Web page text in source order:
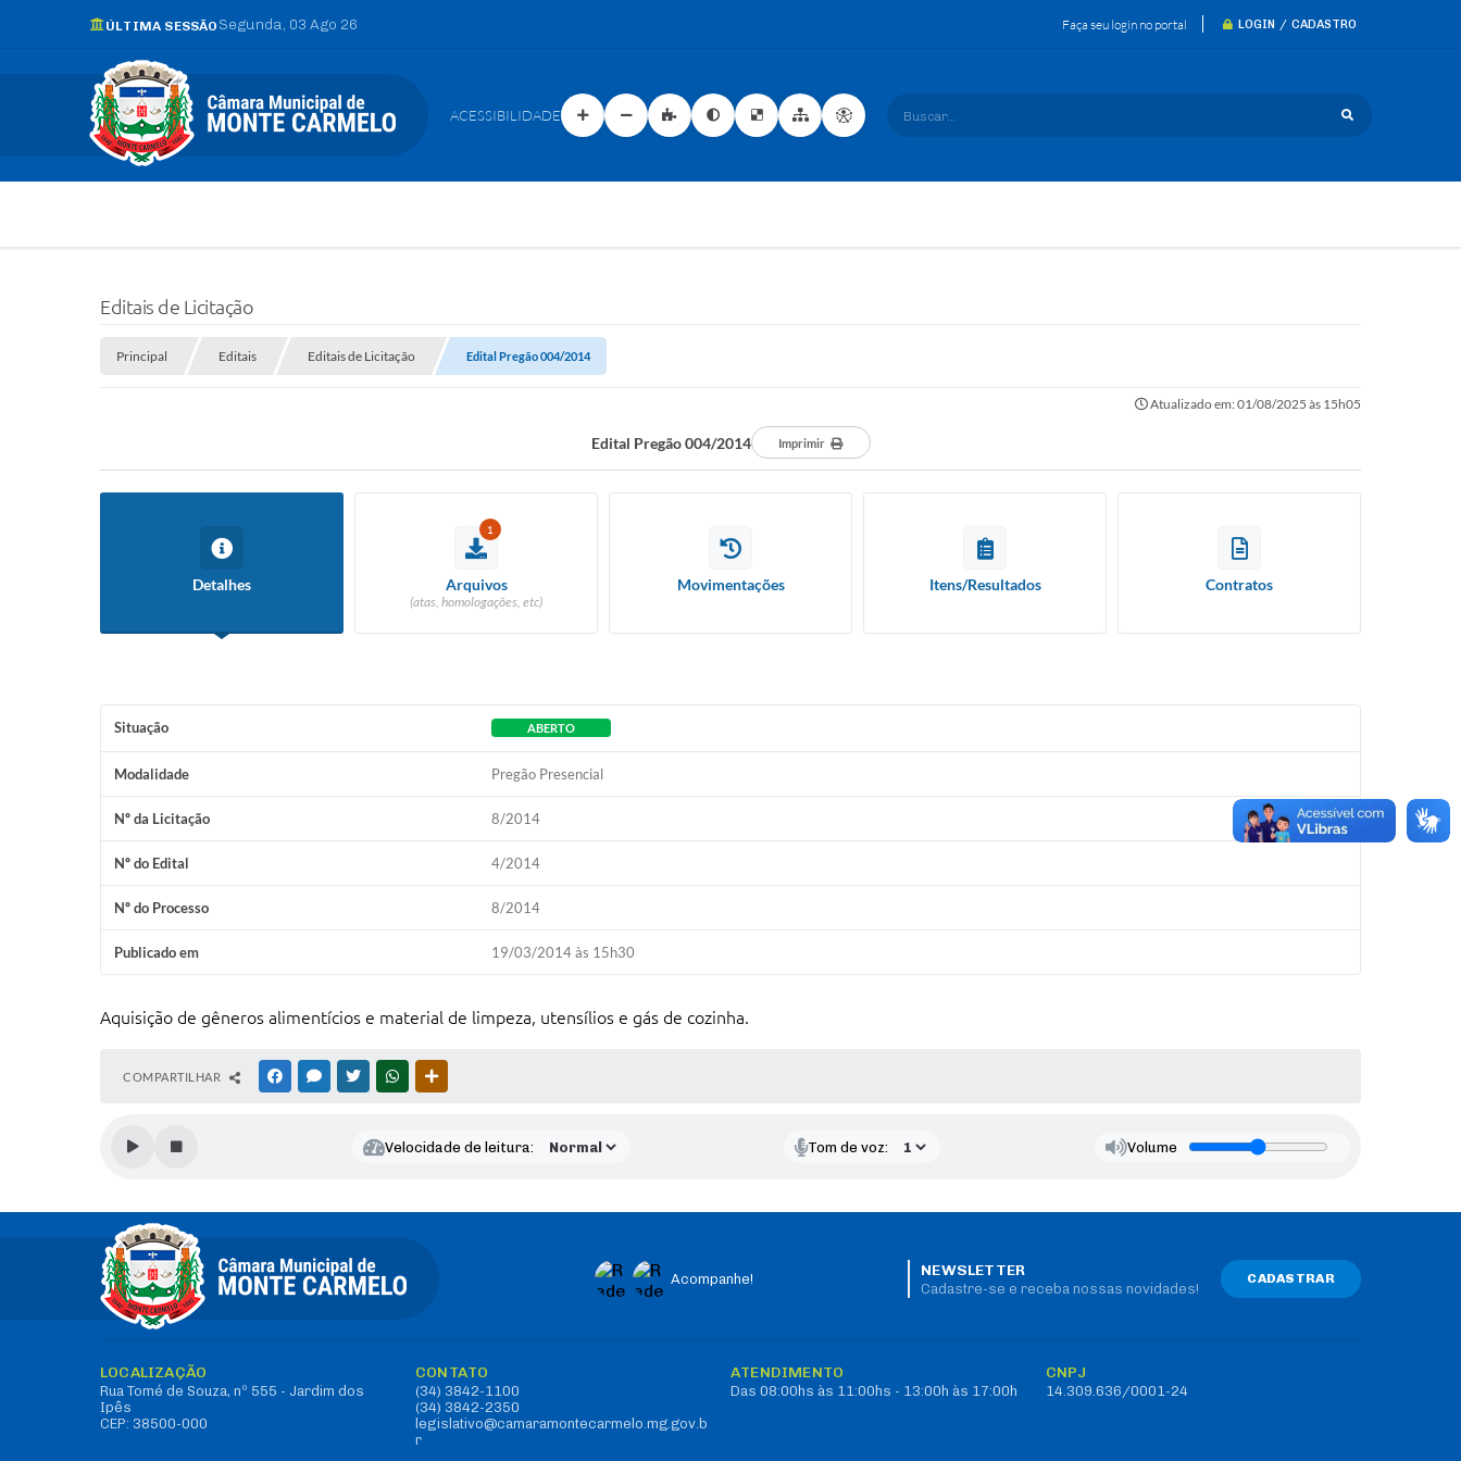
Faça seu login no portal LOGIN / CADASTRO
Buscar...
ÚLTIMA SESSÃO Segunda 03 Ago 26
ACESSIBILIDADE
Editais de Licitação
Principal Editais Editais de Licitação Edital Pregão 004/2014
Atualizado em: 01/08/2025 às 15h05
Edital Pregão 004/2014 Imprimir
Detalhes
1
Arquivos
(atas, homologações, etc)
Movimentações Itens/Resultados Contratos
Situação ABERTO
Modalidade Pregão Presencial
Nº da Licitação 8/2014
Nº do Edital 4/2014
Nº do Processo 8/2014
Publicado em 19/03/2014 às 15h30
Aquisição de gêneros alimentícios e material de limpeza, utensílios e gás de cozinha.
COMPARTILHAR FACEBOOKMESSENGER
TWITTERWHATSAPP
Velocidade de leitura: Tom de voz: Volume
Acompanhe! NEWSLETTER
Cadastre-se e receba nossas novidades!
CADASTRAR
LOCALIZAÇÃO
Rua Tomé de Souza, nº 555 - Jardim dos
Ipês
CEP: 38500-000
CONTATO
(34) 3842-1100
(34) 3842-2350
legislativo@camaramontecarmelo.mg.gov.b
r
ATENDIMENTO
Das 08:00hs às 11:00hs - 13:00h às 17:00h
CNPJ
14.309.636/0001-24